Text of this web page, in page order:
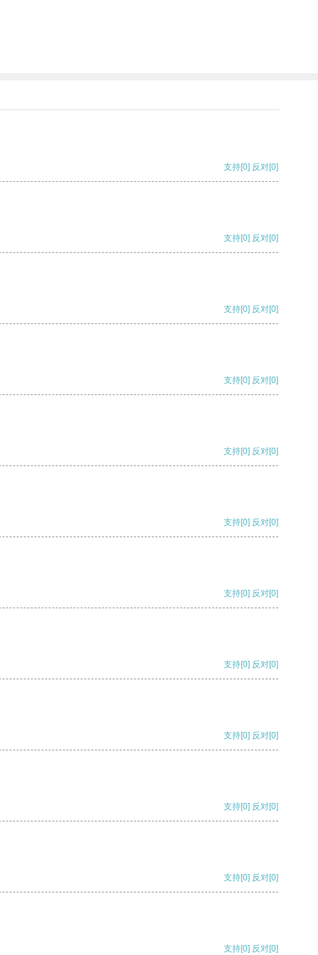
支持[0] 反对[0]
支持[0] 反对[0]
支持[0] 反对[0]
支持[0] 反对[0]
支持[0] 反对[0]
支持[0] 反对[0]
支持[0] 反对[0]
支持[0] 反对[0]
支持[0] 反对[0]
支持[0] 反对[0]
支持[0] 反对[0]
支持[0] 反对[0]